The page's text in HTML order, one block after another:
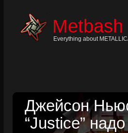
Metbash
Everything about
Джейсон
“Justice”